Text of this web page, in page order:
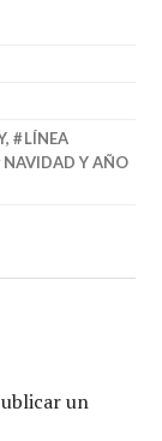
,
LÍNEA
NAVIDAD Y AÑO
un